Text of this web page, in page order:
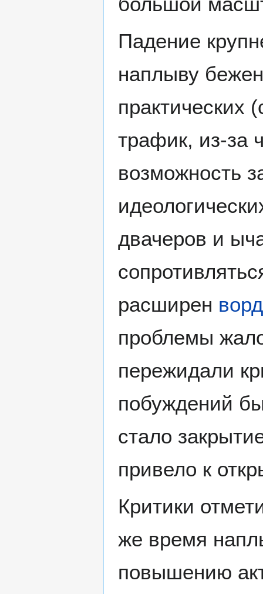
Падение
наплыву
практических
трафик, из-за
возможность
двачеров и
расширен
проблемы
пережидали
побуждений
стало
привело к
Критики
же время
повышению